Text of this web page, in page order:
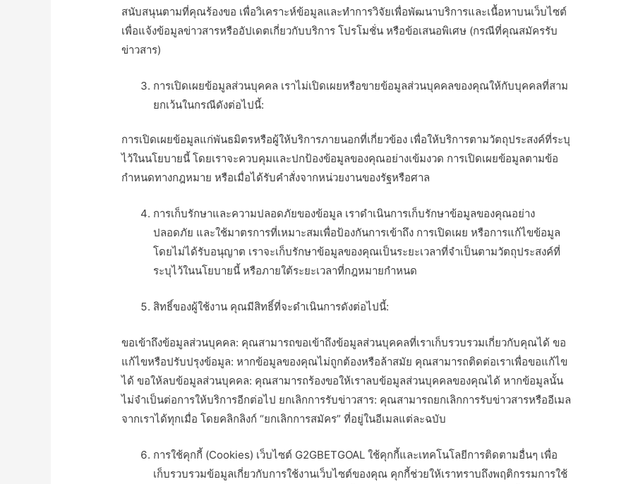
สนับสนุนตามที่คุณร้องขอ เพื่อวิเคราะห์ข้อมูลและทำการวิจัยเพื่อพัฒนาบริการและเนื้อหาบนเว็บไซต์
เพื่อแจ้งข้อมูลข่าวสารหรืออัปเดตเกี่ยวกับบริการ โปรโมชั่น หรือข้อเสนอพิเศษ (กรณีที่คุณสมัครรับ
ข่าวสาร)
การเปิดเผยข้อมูลส่วนบุคคล เราไม่เปิดเผยหรือขายข้อมูลส่วนบุคคลของคุณให้กับบุคคลที่สาม
ยกเว้นในกรณีดังต่อไปนี้:
การเปิดเผยข้อมูลแก่พันธมิตรหรือผู้ให้บริการภายนอกที่เกี่ยวข้อง เพื่อให้บริการตามวัตถุประสงค์ที่ระบุ
ไว้ในนโยบายนี้ โดยเราจะควบคุมและปกป้องข้อมูลของคุณอย่างเข้มงวด การเปิดเผยข้อมูลตามข้อ
กำหนดทางกฎหมาย หรือเมื่อได้รับคำสั่งจากหน่วยงานของรัฐหรือศาล
การเก็บรักษาและความปลอดภัยของข้อมูล เราดำเนินการเก็บรักษาข้อมูลของคุณอย่าง
ปลอดภัย และใช้มาตรการที่เหมาะสมเพื่อป้องกันการเข้าถึง การเปิดเผย หรือการแก้ไขข้อมูล
โดยไม่ได้รับอนุญาต เราจะเก็บรักษาข้อมูลของคุณเป็นระยะเวลาที่จำเป็นตามวัตถุประสงค์ที่
ระบุไว้ในนโยบายนี้ หรือภายใต้ระยะเวลาที่กฎหมายกำหนด
สิทธิ์ของผู้ใช้งาน คุณมีสิทธิ์ที่จะดำเนินการดังต่อไปนี้:
ขอเข้าถึงข้อมูลส่วนบุคคล: คุณสามารถขอเข้าถึงข้อมูลส่วนบุคคลที่เราเก็บรวบรวมเกี่ยวกับคุณได้ ขอ
แก้ไขหรือปรับปรุงข้อมูล: หากข้อมูลของคุณไม่ถูกต้องหรือล้าสมัย คุณสามารถติดต่อเราเพื่อขอแก้ไข
ได้ ขอให้ลบข้อมูลส่วนบุคคล: คุณสามารถร้องขอให้เราลบข้อมูลส่วนบุคคลของคุณได้ หากข้อมูลนั้น
ไม่จำเป็นต่อการให้บริการอีกต่อไป ยกเลิกการรับข่าวสาร: คุณสามารถยกเลิกการรับข่าวสารหรืออีเมล
จากเราได้ทุกเมื่อ โดยคลิกลิงก์ “ยกเลิกการสมัคร” ที่อยู่ในอีเมลแต่ละฉบับ
การใช้คุกกี้ (Cookies) เว็บไซต์ G2GBETGOAL ใช้คุกกี้และเทคโนโลยีการติดตามอื่นๆ เพื่อ
เก็บรวบรวมข้อมูลเกี่ยวกับการใช้งานเว็บไซต์ของคุณ คุกกี้ช่วยให้เราทราบถึงพฤติกรรมการใช้